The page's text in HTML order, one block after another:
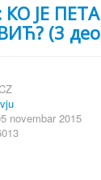
ЈЕ
(3
novembar 2015